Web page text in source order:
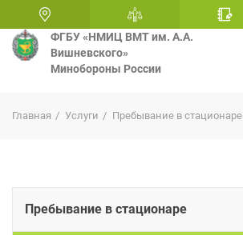
ФГБУ «НМИЦ ВМТ им. А.А.
Вишневского»
Минобороны России
Главная Услуги Пребывание в стационаре
Пребывание в стационаре